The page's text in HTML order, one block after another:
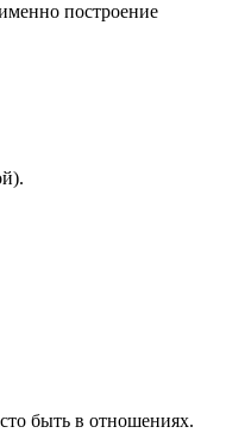
построение
быть в отношениях.